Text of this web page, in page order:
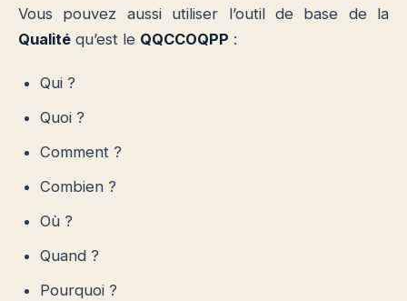
Vous pouvez aussi utiliser l’outil de base de la
Qualité qu’est le QQCCOQPP :
Qui ?
Quoi ?
Comment ?
Combien ?
Où ?
Quand ?
Pourquoi ?